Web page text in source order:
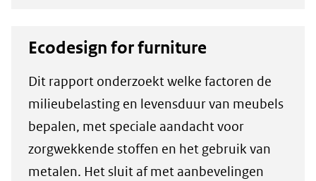
(verwijst
naar
een
andere
website)
Ecodesign for furniture
Dit rapport onderzoekt welke factoren de
milieubelasting en levensduur van meubels
bepalen, met speciale aandacht voor
zorgwekkende stoffen en het gebruik van
metalen. Het sluit af met aanbevelingen